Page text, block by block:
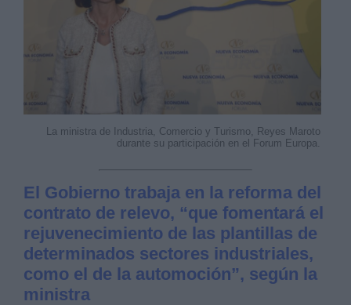
La ministra de Industria, Comercio y Turismo, Reyes Maroto
durante su participación en el Forum Europa.
El Gobierno trabaja en la reforma del
contrato de relevo, “que fomentará el
rejuvenecimiento de las plantillas de
determinados sectores industriales,
como el de la automoción”, según la
ministra